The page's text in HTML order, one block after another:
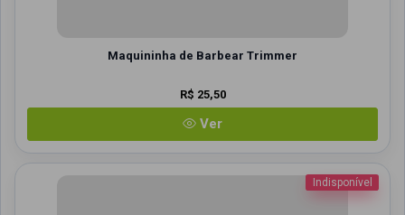
Maquininha de Barbear Trimmer
R$ 25,50
Ver
Indisponível